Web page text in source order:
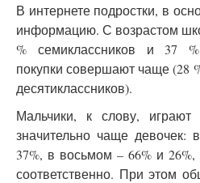
В интернете подростки, в
информацию. С возрастом
% семиклассников и 37 %
покупки совершают чаще (28
десятиклассников).
Мальчики, к слову,
значительно чаще девочек:
37%, в восьмом – 66% и
соответственно. При этом